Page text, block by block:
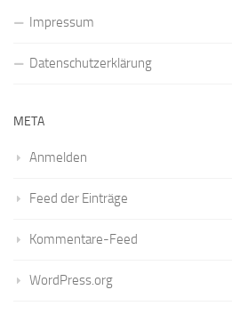
Impressum
Datenschutzerklärung
META
Anmelden
Feed der Einträge
Kommentare-Feed
WordPress.org